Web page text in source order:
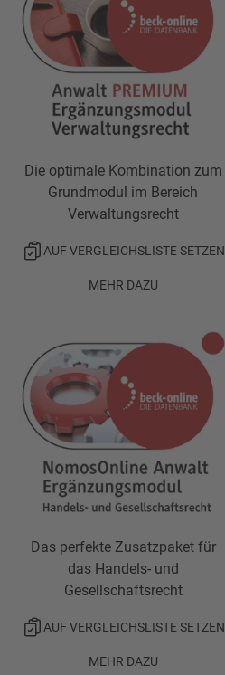
Die optimale Kombination zum
Grundmodul im Bereich
Verwaltungsrecht
AUF VERGLEICHSLISTE SETZEN
MEHR DAZU
Das perfekte Zusatzpaket für
das Handels- und
Gesellschaftsrecht
AUF VERGLEICHSLISTE SETZEN
MEHR DAZU